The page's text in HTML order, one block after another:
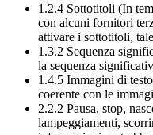
1.2.4 Sottotitoli (In
con alcuni fornitori
attivare i sottotitoli,
1.3.2 Sequenza
la sequenza
1.4.5 Immagini di
coerente con le
2.2.2 Pausa, stop,
lampeggiamenti,